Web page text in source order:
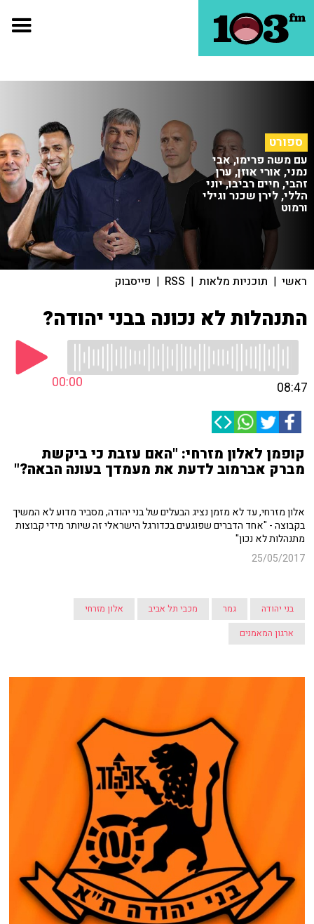
ספורט
עם משה פרימו, אבי
נמני, אורי אוזן, ערן
זהבי, חיים רביבו, יוני
הללי, לירן שכנר וגילי
ורמוט
ראשי | תוכניות מלאות |
RSS
| פייסבוק
התנהלות לא נכונה בבני יהודה?
00:00 08:47
קופמן לאלון מזרחי: "האם עזבת כי ביקשת
מברק אברמוב לדעת את מעמדך בעונה הבאה?"
אלון מזרחי, עד לא מזמן נציג הבעלים של בני יהודה, מסביר מדוע לא המשיך
בקבוצה - "אחד הדברים שפוגעים בכדורגל הישראלי זה שיותר מידי קבוצות
מתנהלות לא נכון"
25/05/2017
בני יהודה גמר מכבי תל אביב
אלון מזרחי
ארגון המאמנים